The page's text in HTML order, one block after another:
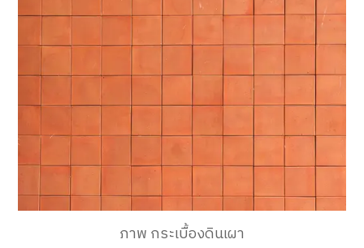
ภาพ กระเบื้องดินเผา